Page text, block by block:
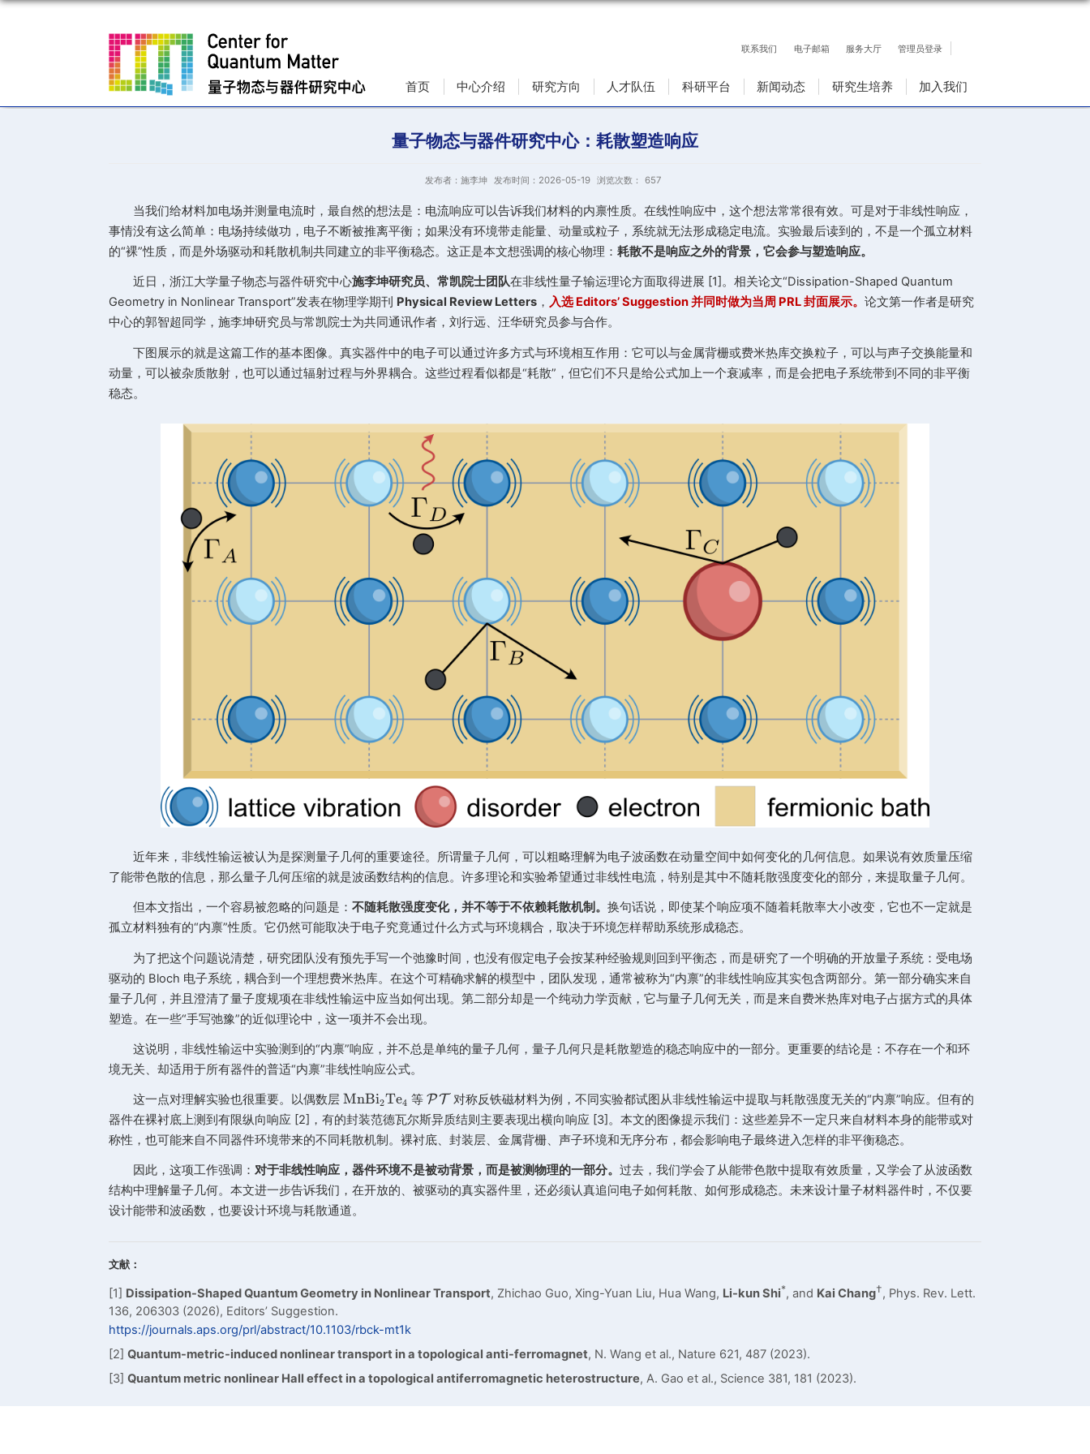
联系我们
首页 中心介绍 研究方向 人才队伍 科研平台 新闻动态 研究生培
量子物态与器件研究中心：耗散塑造响应
发布者：施李坤 发布时间：2026-05-19 浏览次数： 657
当我们给材料加电场并测量电流时，最自然的想法是：电流响应可以告诉我们材料的内禀性质。在线性响应中，这个想法常常很有效。可是
事情没有这么简单：电场持续做功，电子不断被推离平衡；如果没有环境带走能量、动量或粒子，系统就无法形成稳定电流。实验最后读到的，
的“裸”性质，而是外场驱动和耗散机制共同建立的非平衡稳态。这正是本文想强调的核心物理：耗散不是响应之外的背景，它会参与塑造响应。
近日，浙江大学量子物态与器件研究中心施李坤研究员、常凯院士团队在非线性量子输运理论方面取得进展 [1]。相关论文“Dissipation-
Geometry in Nonlinear Transport”发表在物理学期刊Physical Review Letters，入选 Editors’ Suggestion 并同时做为当周 PRL 封面展示。
中心的郭智超同学，施李坤研究员与常凯院士为共同通讯作者，刘行远、汪华研究员参与合作。
下图展示的就是这篇工作的基本图像。真实器件中的电子可以通过许多方式与环境相互作用：它可以与金属背栅或费米热库交换粒子，可以
动量，可以被杂质散射，也可以通过辐射过程与外界耦合。这些过程看似都是“耗散”，但它们不只是给公式加上一个衰减率，而是会把电子系统
近年来，非线性输运被认为是探测量子几何的重要途径。所谓量子几何，可以粗略理解为电子波函数在动量空间中如何变化的几何信息。如
了能带色散的信息，那么量子几何压缩的就是波函数结构的信息。许多理论和实验希望通过非线性电流，特别是其中不随耗散强度变化的部分，
但本文指出，一个容易被忽略的问题是：不随耗散强度变化，并不等于不依赖耗散机制。换句话说，即使某个响应项不随着耗散率大小改变
孤立材料独有的“内禀”性质。它仍然可能取决于电子究竟通过什么方式与环境耦合，取决于环境怎样帮助系统形成稳态。
为了把这个问题说清楚，研究团队没有预先手写一个弛豫时间，也没有假定电子会按某种经验规则回到平衡态，而是研究了一个明确的开放
驱动的 Bloch 电子系统，耦合到一个理想费米热库。在这个可精确求解的模型中，团队发现，通常被称为“内禀”的非线性响应其实包含两部分。
这说明，非线性输运中实验测到的“内禀”响应，并不总是单纯的量子几何，量子几何只是耗散塑造的稳态响应中的一部分。更重要的结论是
境无关、却适用于所有器件的普适“内禀”非线性响应公式。
这一点对理解实验也很重要。以偶数层\mathrm{MnBi_2Te_4}
MnBi2Te4等\mathcal{PT}
PT 对称反铁磁材料为例，不同实验都试图从非线性输运中提取与耗散强度无关的“内
器件在裸衬底上测到有限纵向响应 [2]，有的封装范德瓦尔斯异质结则主要表现出横向响应 [3]。本文的图像提示我们：这些差异不一定只来自材